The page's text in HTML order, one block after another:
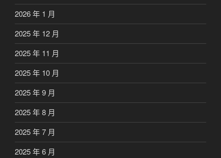
2026 年 1 月
2025 年 12 月
2025 年 11 月
2025 年 10 月
2025 年 9 月
2025 年 8 月
2025 年 7 月
2025 年 6 月